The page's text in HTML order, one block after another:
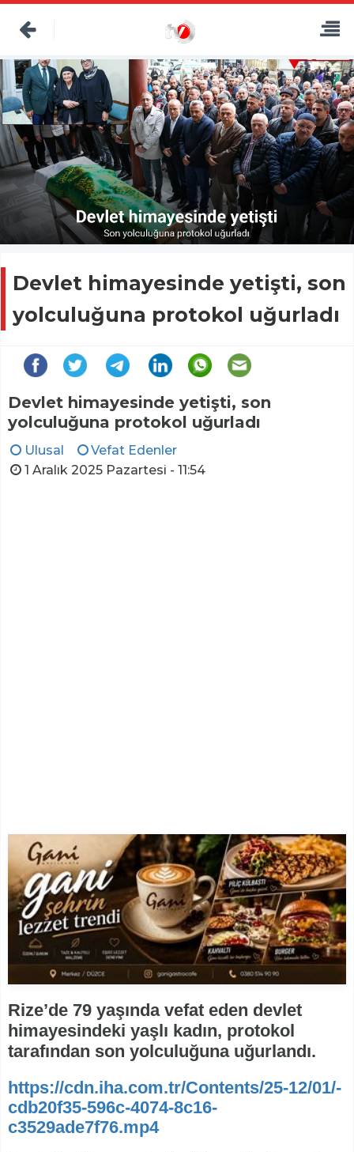
Devlet himayesinde yetişti, son
yolculuğuna protokol uğurladı
Devlet himayesinde yetişti, son
yolculuğuna protokol uğurladı
Ulusal
Vefat Edenler
1 Aralık 2025 Pazartesi - 11:54
Rize’de 79 yaşında vefat eden devlet
himayesindeki yaşlı kadın, protokol
tarafından son yolculuğuna uğurlandı.
https://cdn.iha.com.tr/Contents/25-12/01/-
cdb20f35-596c-4074-8c16-
c3529ade7f76.mp4